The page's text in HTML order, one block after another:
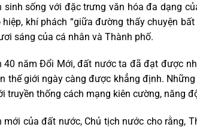
sống với đặc trưng văn hóa đa dạng
khí phách “giữa đường thấy chuyện
sáng của cá nhân và Thành phố.
40 năm Đổi Mới, đất nước ta đã đạt được
thế giới ngày càng được khẳng định.
truyền thống cách mạng kiên cường, năng
của đất nước, Chủ tịch nước cho rằng,